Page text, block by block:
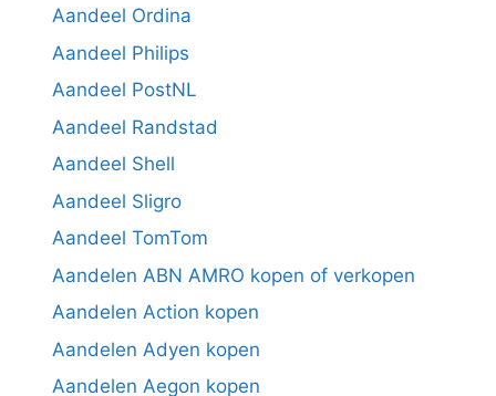
Aandeel Ordina
Aandeel Philips
Aandeel PostNL
Aandeel Randstad
Aandeel Shell
Aandeel Sligro
Aandeel TomTom
Aandelen ABN AMRO kopen of verkopen
Aandelen Action kopen
Aandelen Adyen kopen
Aandelen Aegon kopen